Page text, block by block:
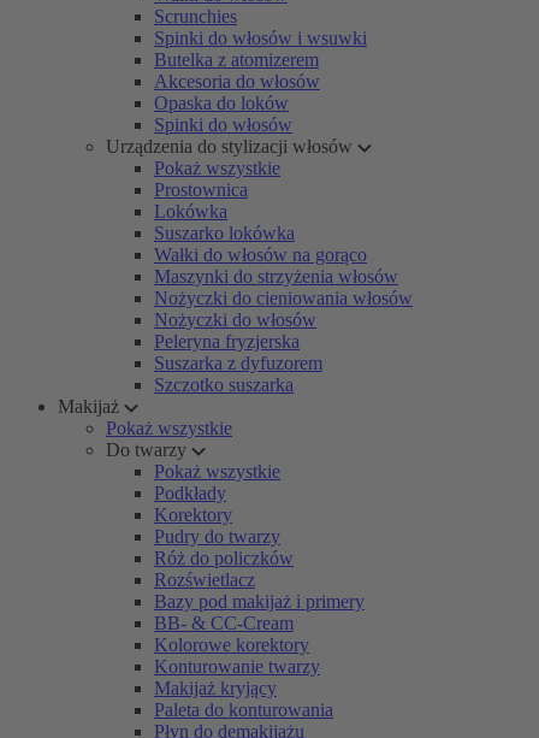
Scrunchies
Spinki do włosów i wsuwki
Butelka z atomizerem
Akcesoria do włosów
Opaska do loków
Spinki do włosów
Urządzenia do stylizacji włosów
Pokaż wszystkie
Prostownica
Lokówka
Suszarko lokówka
Wałki do włosów na gorąco
Maszynki do strzyżenia włosów
Nożyczki do cieniowania włosów
Nożyczki do włosów
Peleryna fryzjerska
Suszarka z dyfuzorem
Szczotko suszarka
Makijaż
Pokaż wszystkie
Do twarzy
Pokaż wszystkie
Podkłady
Korektory
Pudry do twarzy
Róż do policzków
Rozświetlacz
Bazy pod makijaż i primery
BB- & CC-Cream
Kolorowe korektory
Konturowanie twarzy
Makijaż kryjący
Paleta do konturowania
Płyn do demakijażu